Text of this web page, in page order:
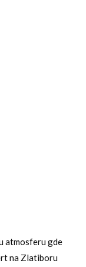
atmosferu gde
na Zlatiboru